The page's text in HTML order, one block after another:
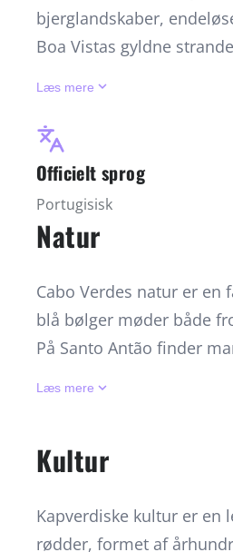
bjerglandskaber,
Boa Vistas gyldne
Læs mere keyboard_arrow_down
Officielt sprog
Portugisisk
Natur
Cabo Verdes natur er en
blå bølger møder både
På Santo Antão finder
snorkling og dykning.
i den vulkanske jord.
skaber et særligt lys og
Læs mere keyboard_arrow_down
Kultur
Kapverdiske kultur er en
rødder, formet af